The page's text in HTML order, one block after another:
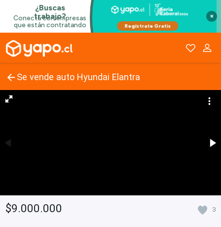
×
Se vende auto Hyundai Elantra
$9.000.000 3